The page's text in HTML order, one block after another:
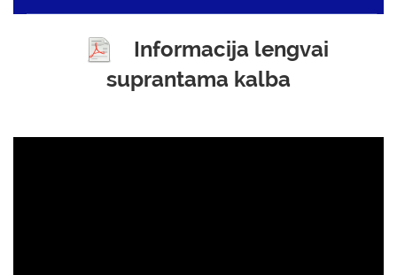
Informacija lengvai
suprantama kalba